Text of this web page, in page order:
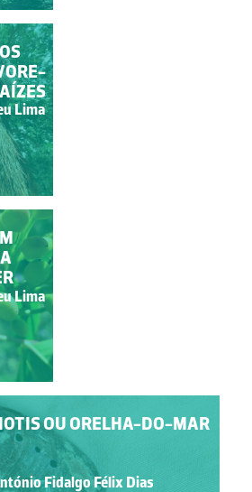
–
Lima
DE-
OU ORELHA-DO-MAR
Fidalgo Félix Dias
Lima